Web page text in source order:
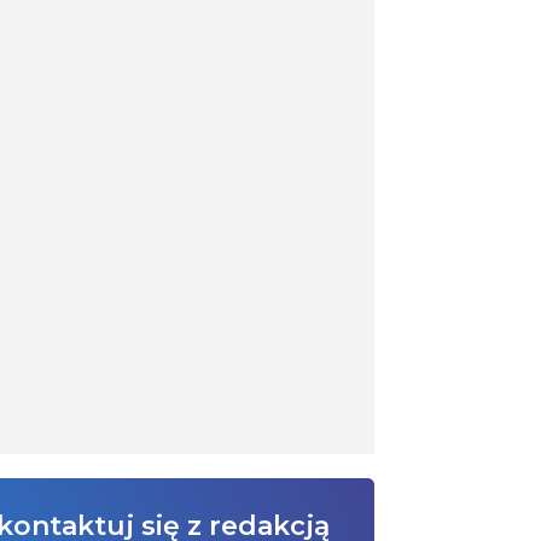
się z redakcją